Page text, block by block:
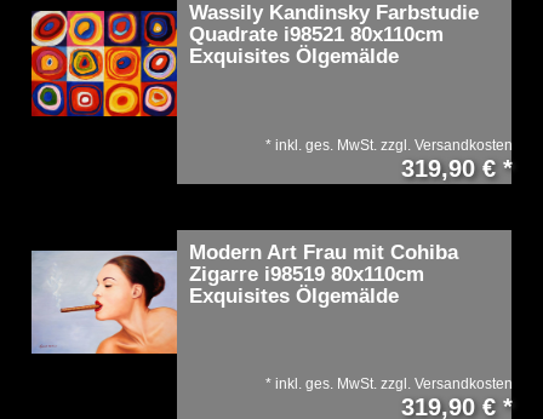
Wassily Kandinsky Farbstudie
Quadrate i98521 80x110cm
Exquisites Ölgemälde
319,90 € *
* inkl. ges. MwSt. zzgl. Versandkosten
Modern Art Frau mit Cohiba
Zigarre i98519 80x110cm
Exquisites Ölgemälde
319,90 € *
* inkl. ges. MwSt. zzgl. Versandkosten